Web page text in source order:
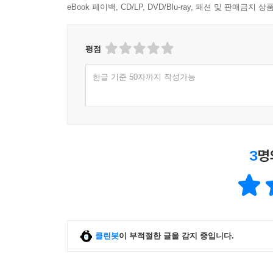
eBook 페이백, CD/LP, DVD/Blu-ray, 패션 및 판매금지 상
평점
한글 기준 50자까지 작성가능
3
클린봇이 부적절한 글을 감지 중입니다.